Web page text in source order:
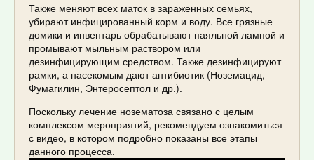
Также меняют всех маток в зараженных семьях,
убирают инфицированный корм и воду. Все грязные
домики и инвентарь обрабатывают паяльной лампой и
промывают мыльным раствором или
дезинфицирующим средством. Также дезинфицируют
рамки, а насекомым дают антибиотик (Ноземацид,
Фумагилин, Энтеросептол и др.).
Поскольку лечение нозематоза связано с целым
комплексом мероприятий, рекомендуем ознакомиться
с видео, в котором подробно показаны все этапы
данного процесса.